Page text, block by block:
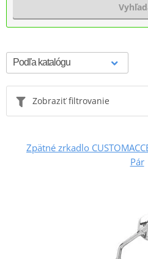
Zobraziť filtrovanie
Zpätné zrkadlo
Pár